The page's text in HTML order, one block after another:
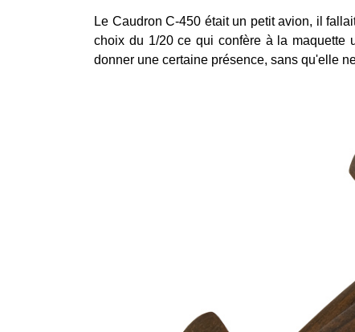
Le Caudron C-450 était un petit avion, il
choix du 1/20 ce qui confère à la maquette
donner une certaine présence, sans qu'elle